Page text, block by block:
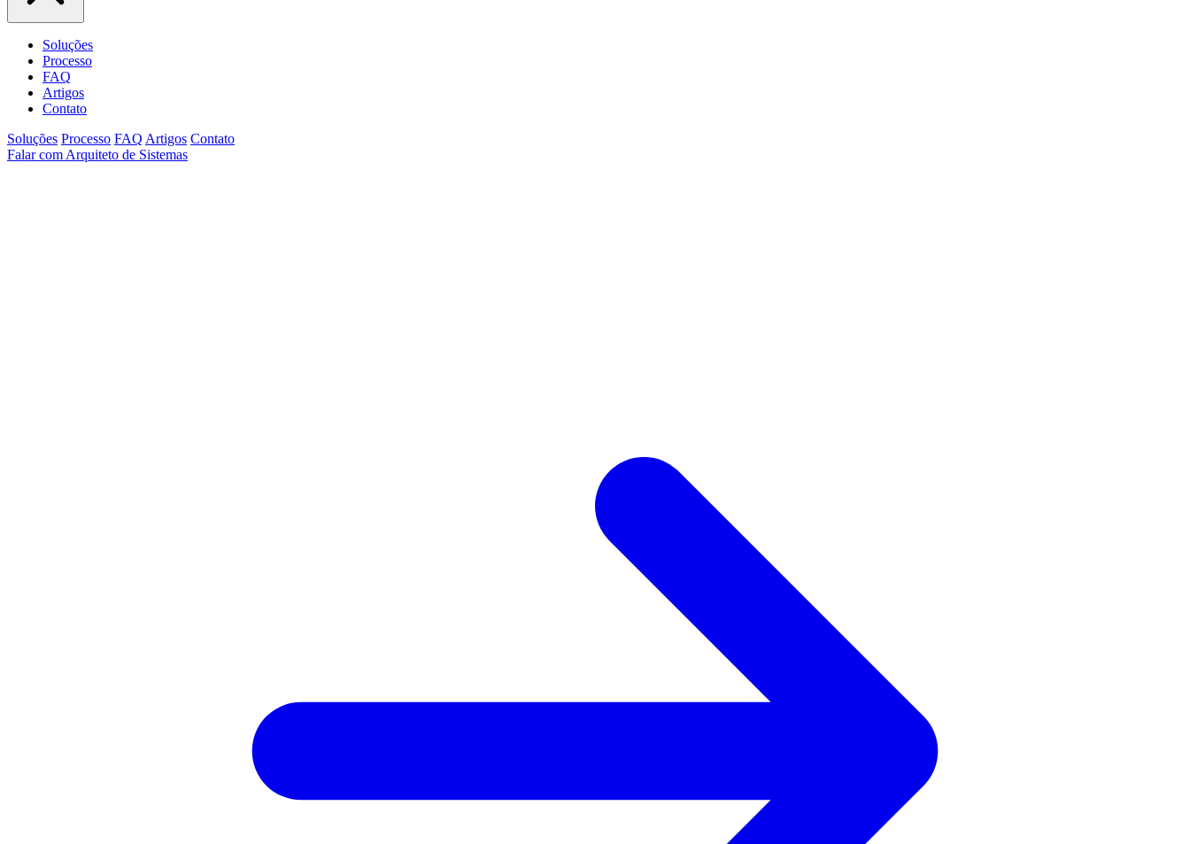
Soluções
Processo
FAQ
Artigos
Contato
Soluções Processo FAQ Artigos Contato
Falar com Arquiteto de Sistemas